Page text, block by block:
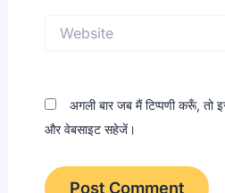
अगली बार जब मैं टिप्पणी करूँ, तो
और वेबसाइट सहेजें।